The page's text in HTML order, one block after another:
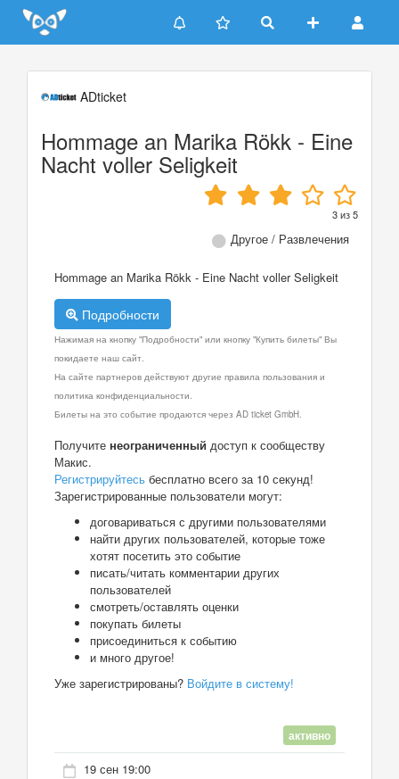
Update cookies preferences
ADticket
Hommage an Marika Rökk - Eine
Nacht voller Seligkeit
3из5
Другое / Развлечения
Hommage an Marika Rökk - Eine Nacht voller Seligkeit
Подробности
Нажимая на кнопку "Подробности" или кнопку "Купить билеты" Вы
покидаете наш сайт.
На сайте партнеров действуют другие правила пользования и
политика конфиденциальности.
Билеты на это событие продаются через AD ticket GmbH.
Получите неограниченный доступ к сообществу
Макис.
Регистрируйтесь бесплатно всего за 10 секунд!
Зарегистрированные пользователи могут:
договариваться с другими пользователями
найти других пользователей, которые тоже
хотят посетить это событие
писать/читать комментарии других
пользователей
смотреть/оставлять оценки
покупать билеты
присоединиться к событию
и много другое!
Уже зарегистрированы? Войдите в систему!
активно
19 сен 19:00